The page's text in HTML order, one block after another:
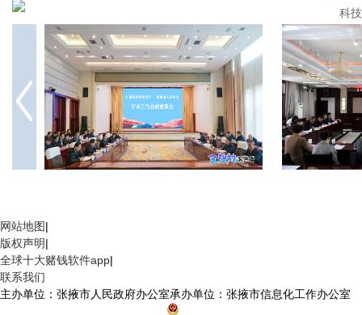
网站地图|
版权声明|
全球十大赌钱软件app|
联系我们
主办单位：张掖市人民政府办公室承办单位：张掖市信息化工作办公室